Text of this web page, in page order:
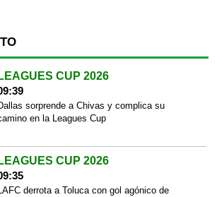
LEAGUES CUP 2026
sorprende a Chivas y complica su
en la Leagues Cup
LEAGUES CUP 2026
derrota a Toluca con gol agónico de